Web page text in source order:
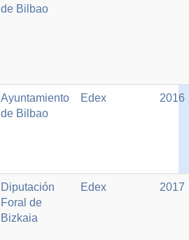
de Bilbao
Ayuntamiento
de Bilbao
Edex 2016
Diputación
Foral de
Bizkaia
Edex 2017